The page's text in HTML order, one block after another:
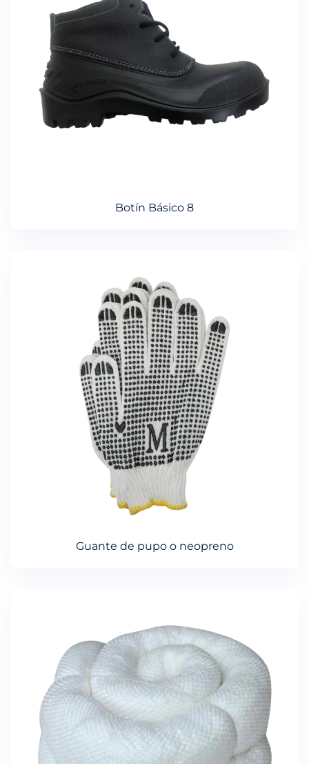
Botín Básico 8
Guante de pupo o neopreno